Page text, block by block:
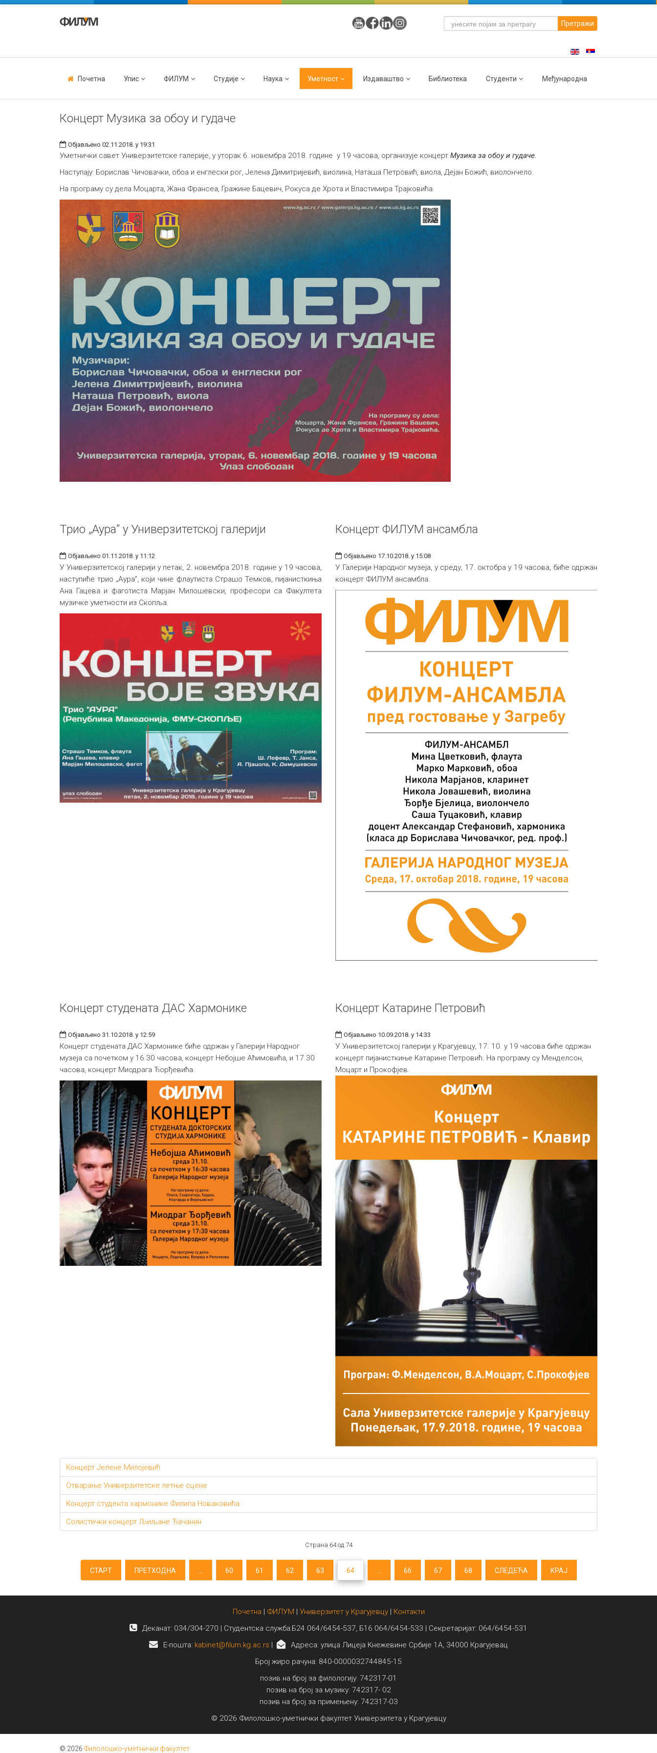
Претражи
Почетна Упис ФИЛУМ Студије Наука Уметност Издаваштво Библиотека Студенти Међународна
Концерт Музика за обоу и гудаче
Објављено 02.11.2018. у 19:31
Уметнички савет Универзитетске галерије, у уторак 6. новембра 2018. године у 19 часова, организује концерт Музика за обоу и гудаче.
Наступају: Борислав Чичовачки, обоа и енглески рог, Јелена Димитријевић, виолина, Наташа Петровић, виола, Дејан Божић, виолончело.
На програму су дела Моцарта, Жана Франсеа, Гражине Бацевич, Рокуса де Хрота и Властимира Трајковића.
Трио „Аура” у Универзитетској галерији
Објављено 01.11.2018. у 11:12
У Универзитетској галерији у петак, 2. новембра 2018. године у 19 часова,
наступиће трио „Аура”, који чине флаутиста Страшо Темков, пијанисткиња
Ана Гацева и фаготиста Марјан Милошевски, професори са Факултета
музичке уметности из Скопља.
Концерт ФИЛУМ ансамбла
Објављено 17.10.2018. у 15:08
У Галерији Народног музеја, у среду, 17. октобра у 19 часова, биће одржан
концерт ФИЛУМ ансамбла.
Концерт студената ДАС Хармонике
Објављено 31.10.2018. у 12:59
Концерт студената ДАС Хармонике биће одржан у Галерији Народног
музеја са почетком у 16.30 часова, концерт Небојше Аћимовића, и 17.30
часова, концерт Миодрага Ђорђевића.
Концерт Катарине Петровић
Објављено 10.09.2018. у 14:33
У Универзитетској галерији у Крагујевцу, 17. 10. у 19 часова биће одржан
концерт пијанисткиње Катарине Петровић. На програму су Менделсон,
Моцарт и Прокофјев.
Концерт Јелене Милојевић
Отварање Универзитетске летње сцене
Концерт студента хармонике Филипа Новаковића
Солистички концерт Љиљане Ђачанин
Страна 64 од 74
СТАРТ ПРЕТХОДНА 60 61 62 63 64 66 67 68 СЛЕДЕЋА КРАЈ
Почетна | ФИЛУМ | Универзитет у Крагујевцу| Контакти
Деканат: 034/304-270 | Студентска служба:Б24 064/6454-537, Б16 064/6454-533 | Секретаријат: 064/6454-531
E-пошта: kabinet@filum.kg.ac.rs |
Адреса: улица Лицеја Кнежевине Србије 1А, 34000 Крагујевац
Број жиро рачуна: 840-0000032744845-15
позив на број за филологију: 742317-01
позив на број за музику: 742317- 02
позив на број за примењену: 742317-03
© 2026 Филолошко-уметнички факултет Универзитета у Крагујевцу
© 2026 Филолошко-уметнички факултет